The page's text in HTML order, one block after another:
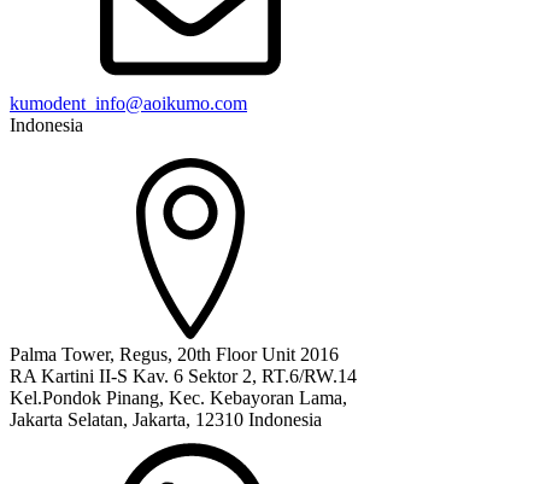
kumodent_info@aoikumo.com
Indonesia
Palma Tower, Regus, 20th Floor Unit 2016
RA Kartini II-S Kav. 6 Sektor 2, RT.6/RW.14
Kel.Pondok Pinang, Kec. Kebayoran Lama,
Jakarta Selatan, Jakarta, 12310 Indonesia